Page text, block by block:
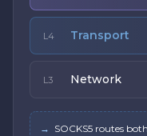
L4 Transport
L3 Network
→ SOCKS5 routes